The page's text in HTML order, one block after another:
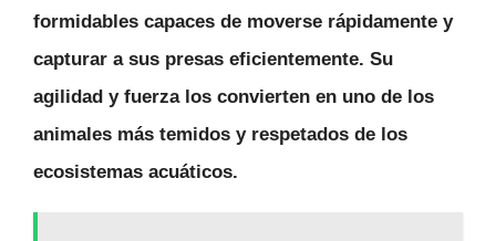
formidables capaces de moverse rápidamente y
capturar a sus presas eficientemente. Su
agilidad y fuerza los convierten en uno de los
animales más temidos y respetados de los
ecosistemas acuáticos.